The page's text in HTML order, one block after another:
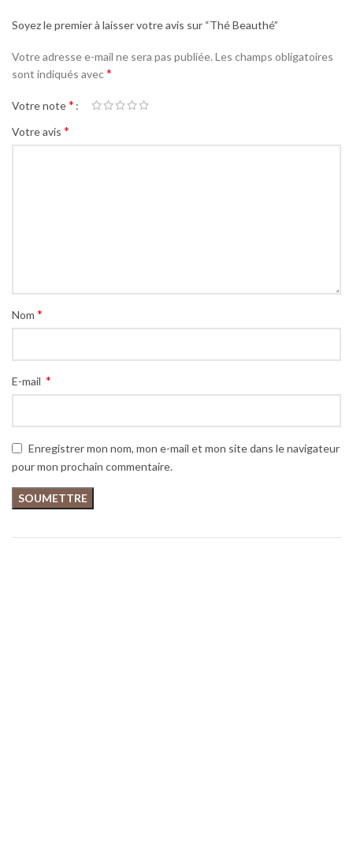
Soyez le premier à laisser votre avis sur “Thé Beauthé”
Votre adresse e-mail ne sera pas publiée. Les champs obligatoires
sont indiqués avec*
Votre note*
Votre avis *
Nom *
E-mail *
Enregistrer mon nom, mon e-mail et mon site dans le navigateur
pour mon prochain commentaire.